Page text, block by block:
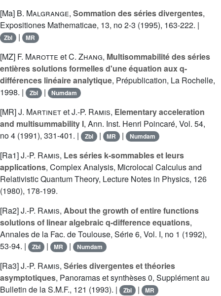
[Ma] B. Malgrange, Sommation des séries divergentes,
Expositiones Mathematicae, 13, no 2-3 (1995), 163-222. |
Zbl | MR
[MZ] F. Marotte etC. Zhang, Multisommabilité des séries
entières solutions formelles d'une équation aux q-
différences linéaire analytique, Prépublication, La Rochelle,
1998. |
Zbl | Numdam
[MR]J. MartinetetJ.-P. Ramis, Elementary acceleration
and multisummability I, Ann. Inst. Henri Poincaré, Vol. 54,
no 4 (1991), 331-401. |
Zbl | MR | Numdam
[Ra1]J.-P. Ramis, Les séries k-sommables et leurs
applications, Complex Analysis, Microlocal Calculus and
Relativistic Quantum Theory, Lecture Notes in Physics, 126
(1980), 178-199.
[Ra2]J.-P. Ramis, About the growth of entire functions
solutions of linear algebraic q-difference equations,
Annales de la Fac. de Toulouse, Série 6, Vol. I, no 1 (1992),
53-94. |
Zbl | MR | Numdam
[Ra3]J.-P. Ramis, Séries divergentes et théories
asymptotiques, Panoramas et synthèses 0, Supplément au
Bulletin de la S.M.F., 121 (1993). |
Zbl | MR